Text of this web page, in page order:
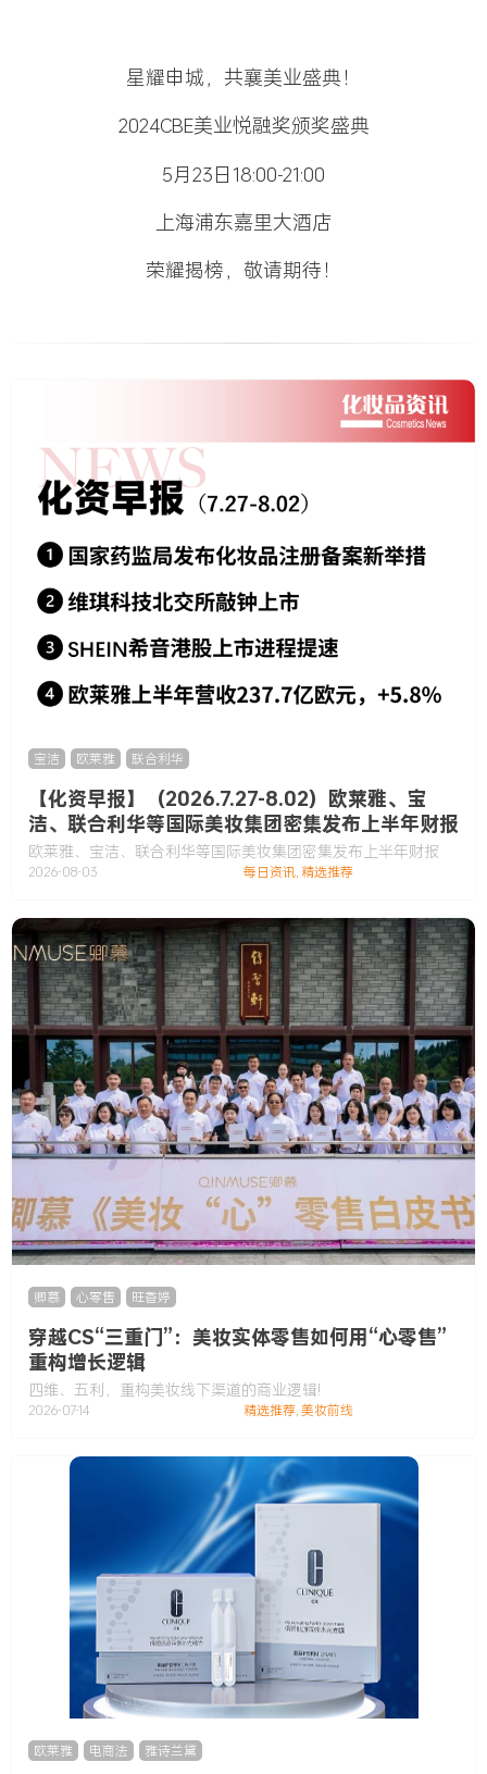
星耀申城，共襄美业盛典！
2024CBE美业悦融奖颁奖盛典
5月23日18:00-21:00
上海浦东嘉里大酒店
荣耀揭榜，敬请期待！
宝洁 欧莱雅 联合利华
【化资早报】（2026.7.27-8.02）欧莱雅、宝
洁、联合利华等国际美妆集团密集发布上半年财报
欧莱雅、宝洁、联合利华等国际美妆集团密集发布上半年财报
2026-08-03 每日资讯,精选推荐
卿慕 心零售 旺香婷
穿越CS“三重门”：美妆实体零售如何用“心零售”
重构增长逻辑
四维、五利，重构美妆线下渠道的商业逻辑!
2026-07-14 精选推荐,美妆前线
欧莱雅 电商法 雅诗兰黛